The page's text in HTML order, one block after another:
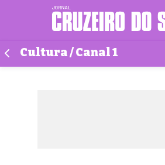
Cultura / Canal 1